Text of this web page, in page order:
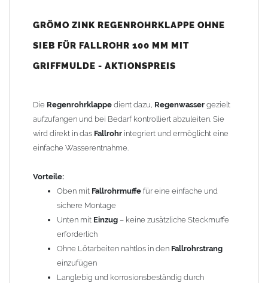
Langlebig und korrosionsbeständig durch hochwertiges
Schließen
Einfache Montage:
Ca. 29 cm aus demFallrohrheraussägen
Regenrohrklappedazwischen stecken
Der nachträgliche Einbau ist problemlos möglich:
Durch einfaches Heraussägen eines ca. 29 cm langen Teilstücks
lässt sich die Regenrohrklappe
leicht in bereits vorhandene
einsetzen. Die
weite Seite (Muffe) und passt auf das normale
Fallrohr
kann durch die vorhandene
ohne Muffe angeschlossen werden.
GRÖMO ZINK REGENROHRKLAPPE OHNE
SIEB FÜR FALLROHR 100 MM MIT
GRIFFMULDE - AKTIONSPREIS
Die Regenrohrklappe dient dazu, Regenwasser gezielt
aufzufangen und bei Bedarf kontrolliert abzuleiten. Sie
wird direkt in das Fallrohr integriert und ermöglicht eine
einfache Wasserentnahme.
Vorteile:
Oben mit Fallrohrmuffe für eine einfache und
sichere Montage
Unten mit Einzug – keine zusätzliche Steckmuffe
erforderlich
Ohne Lötarbeiten nahtlos in den Fallrohrstrang
einzufügen
Langlebig und korrosionsbeständig durch